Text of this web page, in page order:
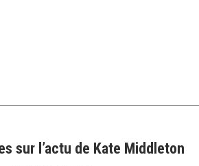
sur l’actu de Kate Middleton